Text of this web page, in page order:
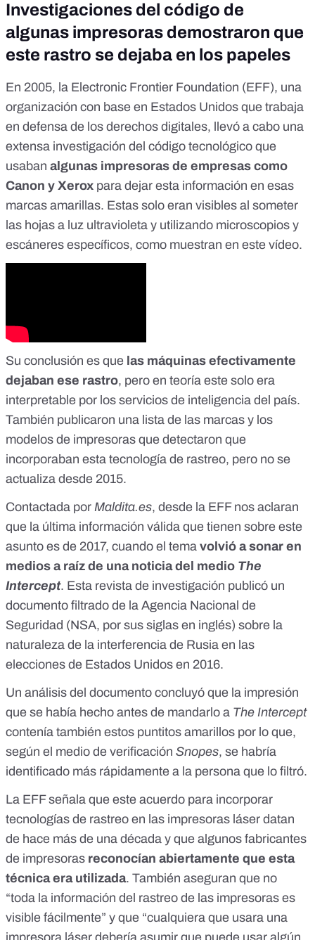
Investigaciones del código de
algunas impresoras demostraron que
este rastro se dejaba en los papeles
En 2005, la Electronic Frontier Foundation (EFF), una
organización con base en Estados Unidos que trabaja
en defensa de los derechos digitales, llevó a cabo una
extensa investigación del código tecnológico que
usaban algunas impresoras de empresas como
Canon y Xerox para dejar esta información en esas
marcas amarillas. Estas solo eran visibles al someter
las hojas a luz ultravioleta y utilizando microscopios y
escáneres específicos, como muestran en este vídeo.
Su conclusión es que las máquinas efectivamente
dejaban ese rastro, pero en teoría este solo era
interpretable por los servicios de inteligencia del país.
También publicaron una lista de las marcas y los
modelos de impresoras que detectaron que
incorporaban esta tecnología de rastreo, pero no se
actualiza desde 2015.
Contactada por Maldita.es, desde la EFF nos aclaran
que la última información válida que tienen sobre este
asunto es de 2017, cuando el tema volvió a sonar en
medios a raíz de una noticia del medio The
Intercept. Esta revista de investigación publicó un
documento filtrado de la Agencia Nacional de
Seguridad (NSA, por sus siglas en inglés) sobre la
naturaleza de la interferencia de Rusia en las
elecciones de Estados Unidos en 2016.
Un análisis del documento concluyó que la impresión
que se había hecho antes de mandarlo a The Intercept
contenía también estos puntitos amarillos por lo que,
según el medio de verificación Snopes, se habría
identificado más rápidamente a la persona que lo filtró.
La EFF señala que este acuerdo para incorporar
tecnologías de rastreo en las impresoras láser datan
de hace más de una década y que algunos fabricantes
de impresoras reconocían abiertamente que esta
técnica era utilizada. También aseguran que no
“toda la información del rastreo de las impresoras es
visible fácilmente” y que “cualquiera que usara una